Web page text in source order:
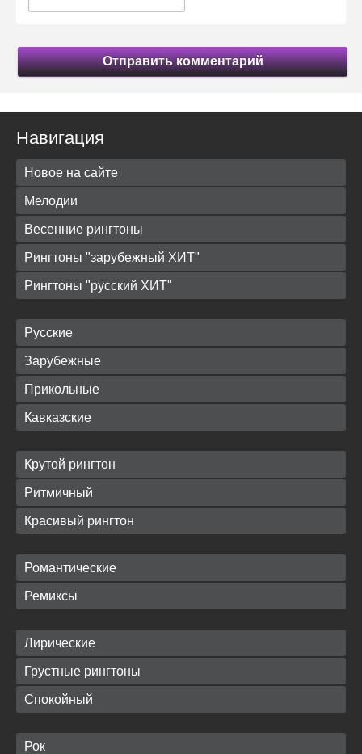
Отправить комментарий
Навигация
Новое на сайте
Мелодии
Весенние рингтоны
Рингтоны "зарубежный ХИТ"
Рингтоны "русский ХИТ"
Русские
Зарубежные
Прикольные
Кавказские
Крутой рингтон
Ритмичный
Красивый рингтон
Романтические
Ремиксы
Лирические
Грустные рингтоны
Спокойный
Рок